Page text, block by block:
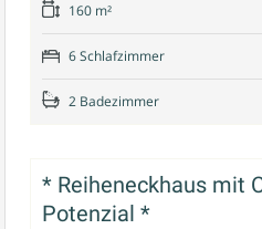
160 m²
6 Schlafzimmer
2 Badezimmer
* Reiheneckhaus mit
Potenzial *